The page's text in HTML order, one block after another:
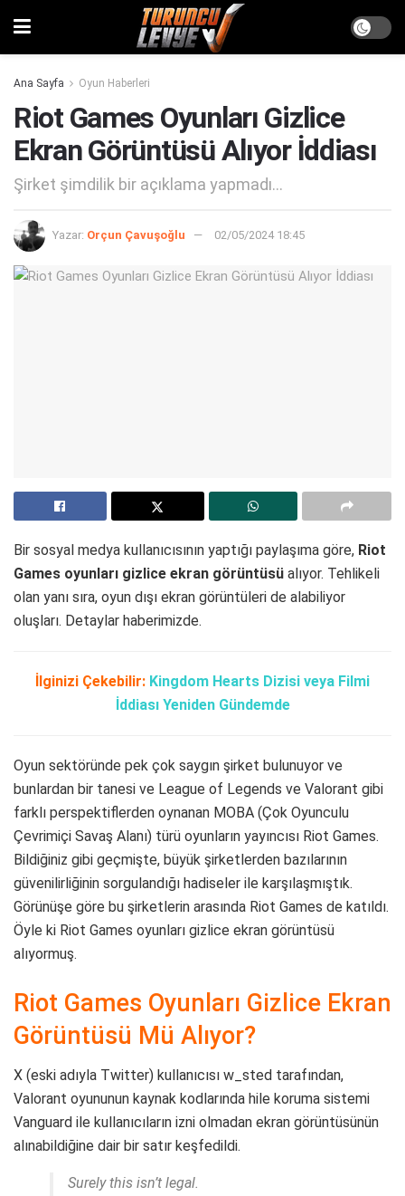
Ana Sayfa Oyun Haberleri
Riot Games Oyunları Gizlice
Ekran Görüntüsü Alıyor İddiası
Şirket şimdilik bir açıklama yapmadı...
Yazar: Orçun Çavuşoğlu 02/05/2024 18:45
Bir sosyal medya kullanıcısının yaptığı paylaşıma göre, Riot
Games oyunları gizlice ekran görüntüsü alıyor. Tehlikeli
olan yanı sıra, oyun dışı ekran görüntüleri de alabiliyor
oluşları. Detaylar haberimizde.
İlginizi Çekebilir: Kingdom Hearts Dizisi veya Filmi
İddiası Yeniden Gündemde
Oyun sektöründe pek çok saygın şirket bulunuyor ve
bunlardan bir tanesi ve League of Legends ve Valorant gibi
farklı perspektiflerden oynanan MOBA (Çok Oyunculu
Çevrimiçi Savaş Alanı) türü oyunların yayıncısı Riot Games.
Bildiğiniz gibi geçmişte, büyük şirketlerden bazılarının
güvenilirliğinin sorgulandığı hadiseler ile karşılaşmıştık.
Görünüşe göre bu şirketlerin arasında Riot Games de katıldı.
Öyle ki Riot Games oyunları gizlice ekran görüntüsü
alıyormuş.
Riot Games Oyunları Gizlice Ekran
Görüntüsü Mü Alıyor?
X (eski adıyla Twitter) kullanıcısı w_sted tarafından,
Valorant oyununun kaynak kodlarında hile koruma sistemi
Vanguard ile kullanıcıların izni olmadan ekran görüntüsünün
alınabildiğine dair bir satır keşfedildi.
Surely this isn’t legal.